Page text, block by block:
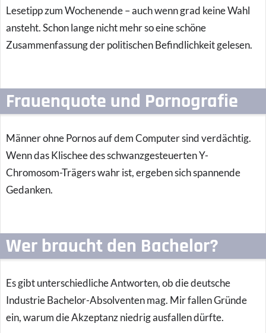
Lesetipp zum Wochenende – auch wenn grad keine Wahl
ansteht. Schon lange nicht mehr so eine schöne
Zusammenfassung der politischen Befindlichkeit gelesen.
Frauenquote und Pornografie
Männer ohne Pornos auf dem Computer sind verdächtig.
Wenn das Klischee des schwanzgesteuerten Y-
Chromosom-Trägers wahr ist, ergeben sich spannende
Gedanken.
Wer braucht den Bachelor?
Es gibt unterschiedliche Antworten, ob die deutsche
Industrie Bachelor-Absolventen mag. Mir fallen Gründe
ein, warum die Akzeptanz niedrig ausfallen dürfte.